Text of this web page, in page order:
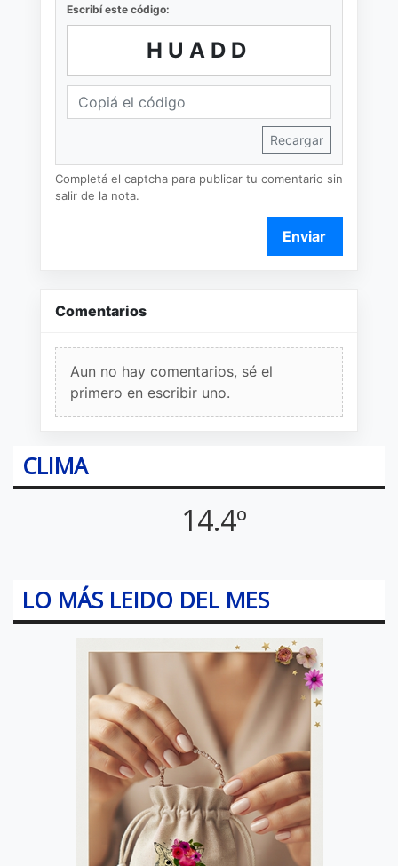
Escribí este código:
HUADD
Recargar
Completá el captcha para publicar tu comentario sin
salir de la nota.
Enviar
Comentarios
Aun no hay comentarios, sé el
primero en escribir uno.
CLIMA
14.4º
LO MÁS LEIDO DEL MES